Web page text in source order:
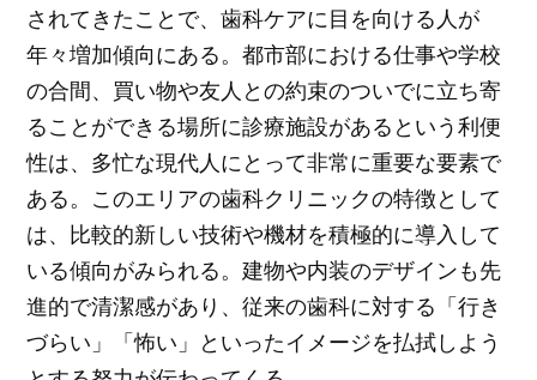
されてきたことで、歯科ケアに目を向ける人が
年々増加傾向にある。都市部における仕事や学校
の合間、買い物や友人との約束のついでに立ち寄
ることができる場所に診療施設があるという利便
性は、多忙な現代人にとって非常に重要な要素で
ある。このエリアの歯科クリニックの特徴として
は、比較的新しい技術や機材を積極的に導入して
いる傾向がみられる。建物や内装のデザインも先
進的で清潔感があり、従来の歯科に対する「行き
づらい」「怖い」といったイメージを払拭しよう